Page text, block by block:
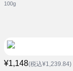
100g
¥1,148(税込¥1,239.84)